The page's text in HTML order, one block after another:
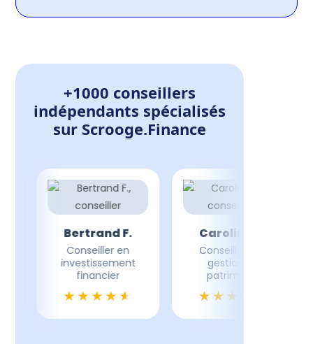
+1000 conseillers
indépendants spécialisés
sur Scrooge.Finance
Bertrand F.
Conseiller en
investissement
financier
Caroline M.
Conseillère en
gestion de
patrimoine